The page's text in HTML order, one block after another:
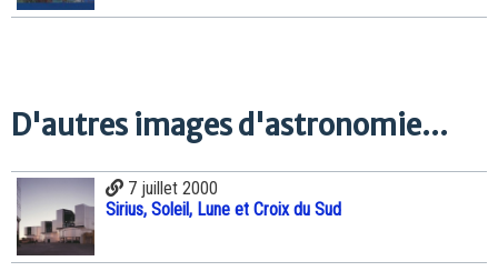
D'autres images d'astronomie...
7 juillet 2000
Sirius, Soleil, Lune et Croix du Sud